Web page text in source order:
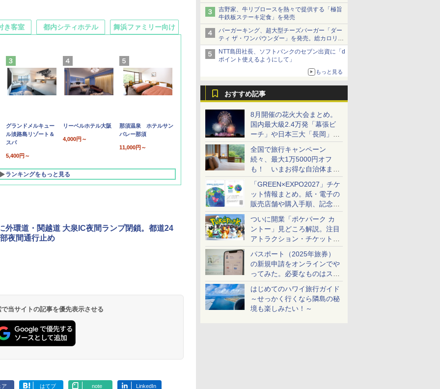
吉野家、牛リブロースを熱々で提供する「極旨
牛鉄板ステーキ定食」を発売
バーガーキング、超大型チーズバーガー「ダー
ティ ザ・ワンパウンダー」を発売。総カロリー
約1656kcal、総重量約527g！
NTT島田社長、ソフトバンクのセブン出資に「d
ポイント使えるようにして」
もっと見る
おすすめ記事
8月開催の花火大会まとめ。
国内最大級2.4万発「幕張ビ
ーチ」や日本三大「長岡」な
ど大型イベント目白押し！
全国で旅行キャンペーン
続々、最大1万5000円オフ
も！ いまお得な自治体まと
め
「GREEN×EXPO2027」チケ
ット情報まとめ。紙・電子の
販売店舗や購入手順、記念チ
ケットも解説
ついに開業「ポケパーク カ
ントー」見どころ解説。注目
アトラクション・チケット手
配・来場前に必要な準備は？
パスポート（2025年旅券）
の新規申請をオンラインでや
ってみた。必要なものはスマ
ホとマイナカードのみ
はじめてのハワイ旅行ガイド
～せっかく行くなら隣島の秘
境も楽しみたい！～
グランドメルキュー
ル淡路島リゾート＆
スパ
5,400円～
リーベルホテル大阪
4,000円～
那須温泉 ホテルサン
バレー那須
11,000円～
ランキングをもっと見る
き客室
19,541円～
都内シティホテル 舞浜ファミリー向け
5,758円～
外環道・関越道 大泉IC夜間ランプ閉鎖。都道24
夜間通行止め
当サイトの記事を優先表示させる
ア はてブ note LinkedIn